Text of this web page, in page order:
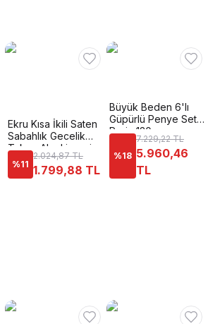
Ekru Kısa İkili Saten
Sabahlık Gecelik
Takımı Ahu Lingerie
7602
%11
2.024,87 TL
1.799,88 TL
Büyük Beden 6'lı
Güpürlü Penye Seti
Perin 130
%18
7.229,22 TL
5.960,46
TL